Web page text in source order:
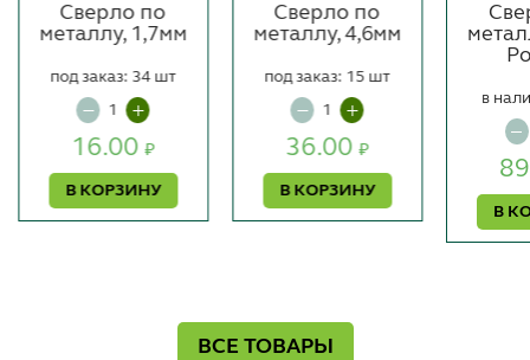
Сверло по
металлу, 1,7мм
16.00₽
В КОРЗИНУ
под заказ: 34 шт
Сверло по
металлу, 4,6мм
36.00₽
В КОРЗИНУ
под заказ: 15 шт
В
в
ВСЕ ТОВАРЫ